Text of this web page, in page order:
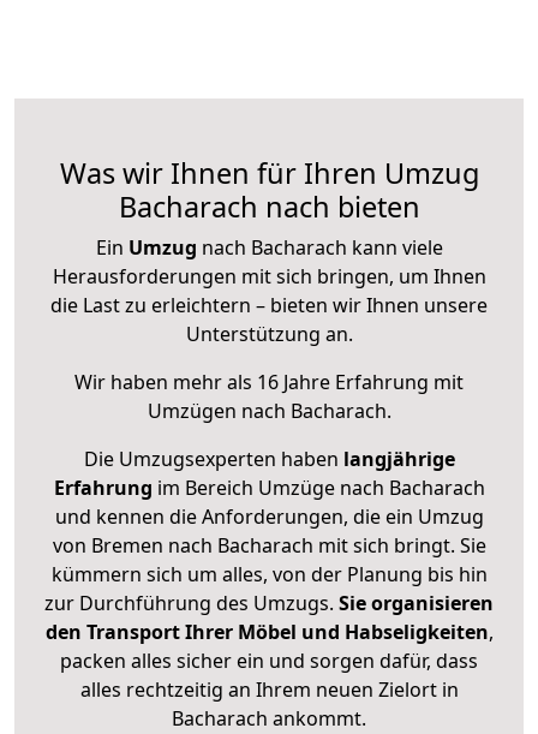
Was wir Ihnen für Ihren Umzug
Bacharach nach bieten
Ein Umzug nach Bacharach kann viele
Herausforderungen mit sich bringen, um Ihnen
die Last zu erleichtern – bieten wir Ihnen unsere
Unterstützung an.
Wir haben mehr als 16 Jahre Erfahrung mit
Umzügen nach Bacharach.
Die Umzugsexperten haben langjährige
Erfahrung im Bereich Umzüge nach Bacharach
und kennen die Anforderungen, die ein Umzug
von Bremen nach Bacharach mit sich bringt. Sie
kümmern sich um alles, von der Planung bis hin
zur Durchführung des Umzugs. Sie organisieren
den Transport Ihrer Möbel und Habseligkeiten,
packen alles sicher ein und sorgen dafür, dass
alles rechtzeitig an Ihrem neuen Zielort in
Bacharach ankommt.